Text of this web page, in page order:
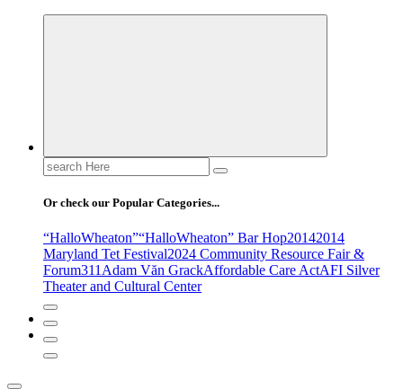
Search
for:
Or check our Popular Categories...
“HalloWheaton”“HalloWheaton” Bar Hop20142014
Maryland Tet Festival2024 Community Resource Fair &
Forum311 Adam Văn GrackAffordable Care ActAFI Silver
Theater and Cultural Center